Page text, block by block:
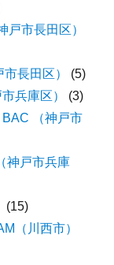
戸市長田区）
長田区）
(5)
兵庫区）
(3)
（神戸市
神戸市兵庫
(15)
（川西市）